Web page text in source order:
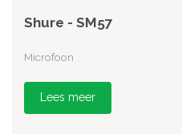
Shure - SM57
Microfoon
Lees meer